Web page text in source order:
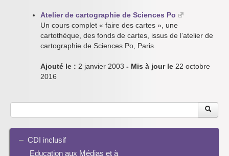
Atelier de cartographie de Sciences Po
Un cours complet « faire des cartes », une
cartothèque, des fonds de cartes, issus de l’atelier de
cartographie de Sciences Po, Paris.
Ajouté le : 2 janvier 2003 - Mis à jour le 22 octobre
2016
CDI inclusif
Education aux Médias et à